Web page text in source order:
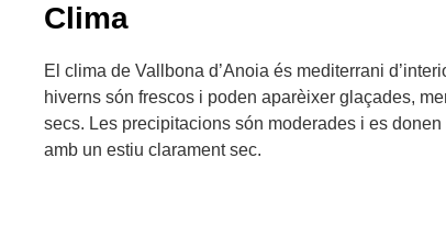
Clima
El clima de Vallbona d’Anoia és mediterrani
hiverns són frescos i poden aparèixer glaçades,
secs. Les precipitacions són moderades i es
amb un estiu clarament sec.